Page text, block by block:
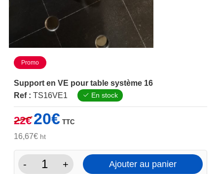
Promo
Support en VE pour table système 16
Ref : TS16VE1 En stock
22€
Le
prix
initial
22€.
20€prix
20€.
TTC
16,67€ht
-
quantité
+ Ajouter au panier